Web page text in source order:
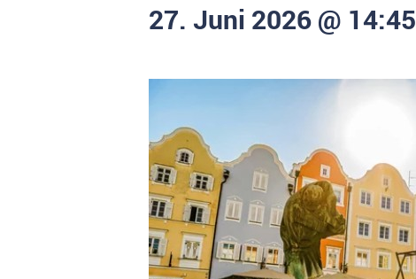
27. Juni 2026 @ 14:45